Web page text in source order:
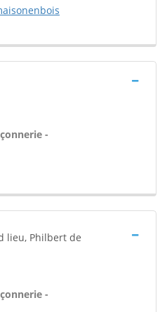
-
lieu, Philbert de
-